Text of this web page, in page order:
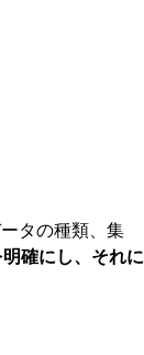
タの種類、集
確にし、それに